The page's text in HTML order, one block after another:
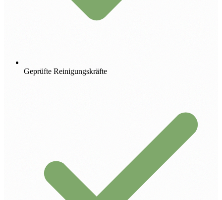
Geprüfte Reinigungskräfte